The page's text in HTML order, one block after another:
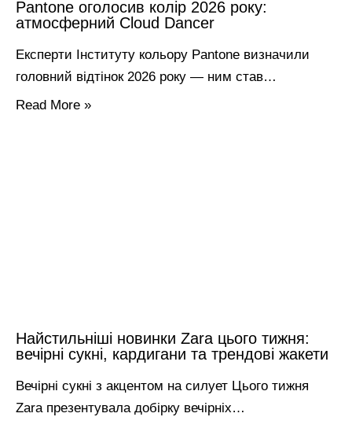
Pantone оголосив колір 2026 року:
атмосферний Cloud Dancer
Експерти Інституту кольору Pantone визначили
головний відтінок 2026 року — ним став…
Read More »
Найстильніші новинки Zara цього тижня:
вечірні сукні, кардигани та трендові жакети
Вечірні сукні з акцентом на силует Цього тижня
Zara презентувала добірку вечірніх…